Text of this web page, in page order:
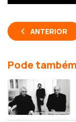
ANTERIOR
Pode